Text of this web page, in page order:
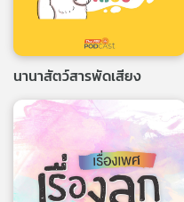
นานาสัตว์สารพัดเสียง